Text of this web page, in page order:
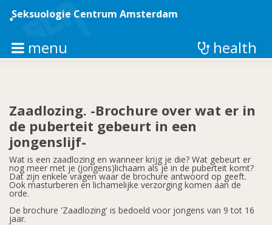
naar
gaan
Seksuologie Centrum Amsterdam
menu health
Zaadlozing. -Brochure over wat er in
de puberteit gebeurt in een
jongenslijf-
Wat is een zaadlozing en wanneer krijg je die? Wat gebeurt er
nog meer met je (jongens)lichaam als je in de puberteit komt?
Dat zijn enkele vragen waar de brochure antwoord op geeft.
Ook masturberen en lichamelijke verzorging komen aan de
orde.
De brochure 'Zaadlozing' is bedoeld voor jongens van 9 tot 16
jaar.